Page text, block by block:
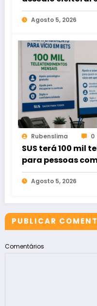
voto livre nas
Agosto 5, 2026
Rubenslima 0
SUS terá 100 mil
para pessoas
apostas em bets
Agosto 5, 2026
PUBLICAR
Comentários